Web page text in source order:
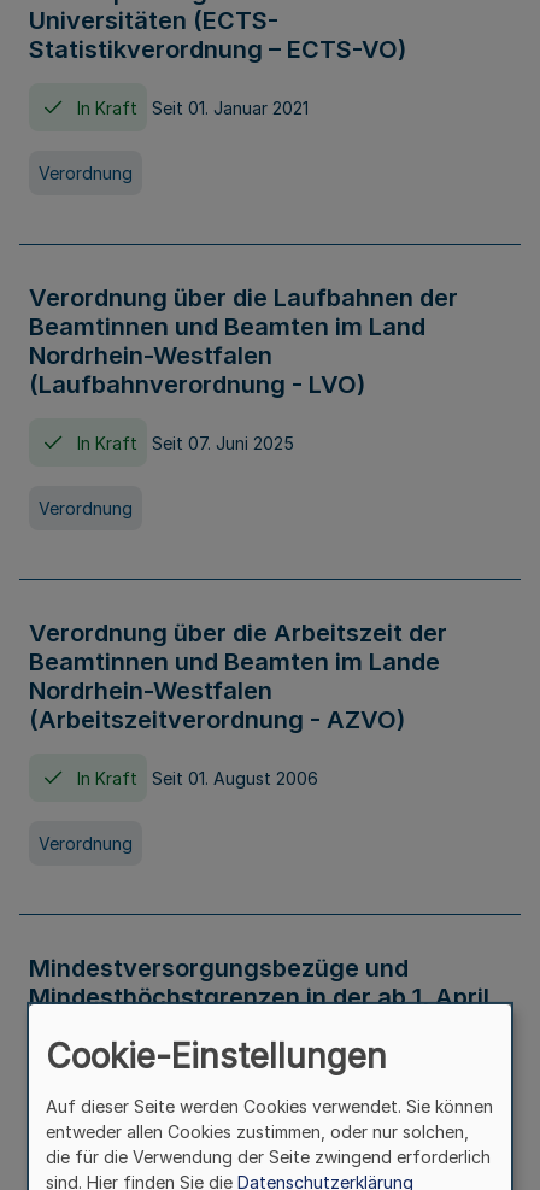
Universitäten (ECTS-
Statistikverordnung – ECTS-VO)
In Kraft Seit 01. Januar 2021
Verordnung
Verordnung über die Laufbahnen der
Beamtinnen und Beamten im Land
Nordrhein-Westfalen
(Laufbahnverordnung - LVO)
In Kraft Seit 07. Juni 2025
Verordnung
Verordnung über die Arbeitszeit der
Beamtinnen und Beamten im Lande
Nordrhein-Westfalen
(Arbeitszeitverordnung - AZVO)
In Kraft Seit 01. August 2006
Verordnung
Mindestversorgungsbezüge und
Mindesthöchstgrenzen in der ab 1. April
Verwaltungsvorschrift
Cookie-Einstellungen
Auf dieser Seite werden Cookies verwendet. Sie können
entweder allen Cookies zustimmen, oder nur solchen,
die für die Verwendung der Seite zwingend erforderlich
sind. Hier finden Sie die Datenschutzerklärung